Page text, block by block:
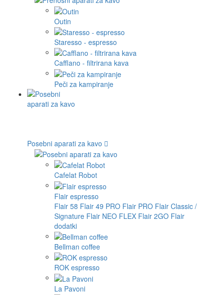
Outin
Staresso - espresso
Cafflano - filtrirana kava
Peči za kampiranje
Posebni aparati za kavo
Cafelat Robot
Flair espresso
Flair 58 Flair 49 PRO Flair PRO Flair Classic /
Signature Flair NEO FLEX Flair 2GO Flair
dodatki
Bellman coffee
ROK espresso
La Pavoni